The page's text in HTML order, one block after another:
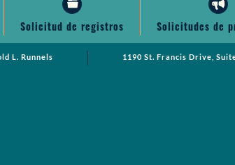
Solicitud de registros Solicitudes de
L. Runnels 1190 St. Francis Drive,